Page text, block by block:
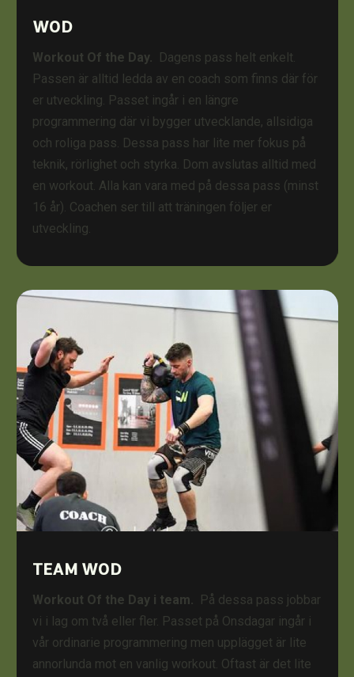
WOD
Workout Of the Day. Dagens pass helt enkelt.
Passen är alltid ledda av en coach som finns där för
er utveckling. Passet ingår i en längre
programmering där vi bygger utvecklande, allsidiga
och roliga pass. Dessa pass har lite mer fokus på
teknik, rörlighet och styrka. Dom avslutas alltid med
en workout. Alla kan vara med på dessa pass (minst
16 år). Coachen ser till att träningen följer er
utveckling.
TEAM WOD
Workout Of the Day i team. På dessa pass jobbar
vi i lag om två eller fler. Passet på Onsdagar ingår i
vår ordinarie programmering men upplägget är lite
annorlunda mot en vanlig workout. Oftast är det lite